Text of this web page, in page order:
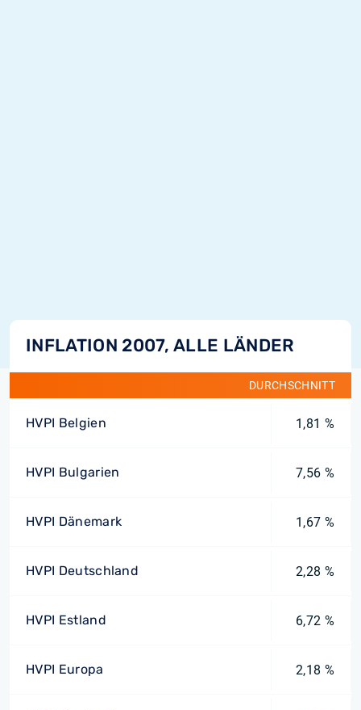
INFLATION 2007, ALLE LÄNDER
DURCHSCHNITT
HVPI Belgien 1,81 %
HVPI Bulgarien 7,56 %
HVPI Dänemark 1,67 %
HVPI Deutschland 2,28 %
HVPI Estland 6,72 %
HVPI Europa 2,18 %